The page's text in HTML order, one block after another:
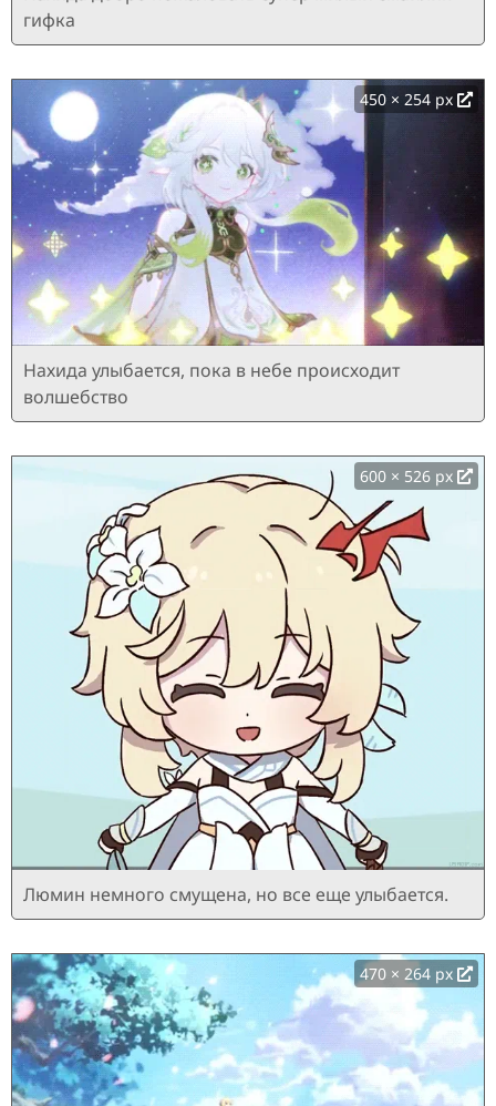
гифка
450 × 254 px
Нахида улыбается, пока в небе происходит
волшебство
600 × 526 px
Люмин немного смущена, но все еще улыбается.
470 × 264 px